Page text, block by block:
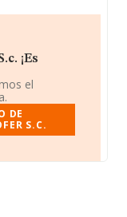
¡Es
el
DE
S.C.